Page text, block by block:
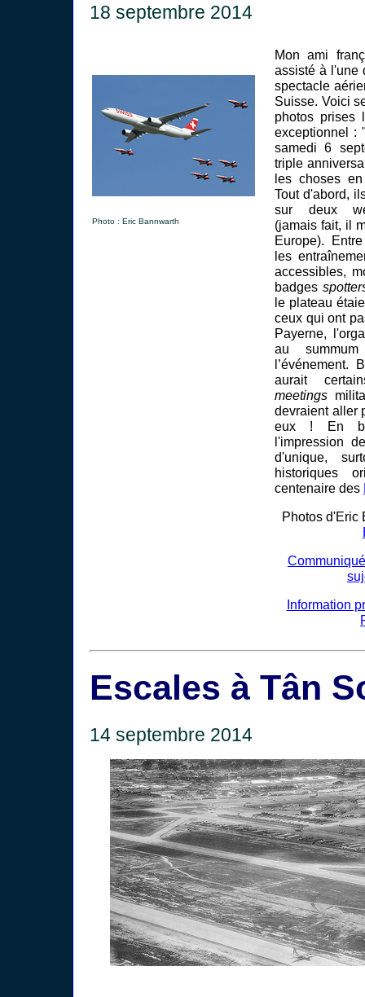
18 septembre 2014
Photo : Eric Bannwarth
Mon ami
assisté à l'une
spectacle
Suisse. Voici
photos prises
exceptionnel :
samedi 6
triple
les choses
Tout d'abord,
sur deux
(jamais fait, il
Europe).
les
accessibles,
badges
le plateau
ceux qui ont
Payerne,
au
l’événement.
aurait
meetings
devraient aller
eux ! En
l'impression
d'unique,
historiques
centenaire des
Photos d'Eric
Information
Escales à Tân
14 septembre 2014